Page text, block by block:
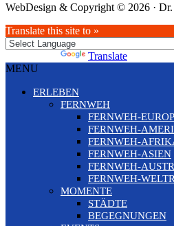
WebDesign & Copyright © 2026 ·
Translate this site to »
Translate
MENU
ERLEBEN
FERNWEH
FERNWEH-
FERNWEH-
FERNWEH-
FERNWEH-ASIEN
FERNWEH-
FERNWEH-
MOMENTE
STÄDTE
BEGEGNUNGEN